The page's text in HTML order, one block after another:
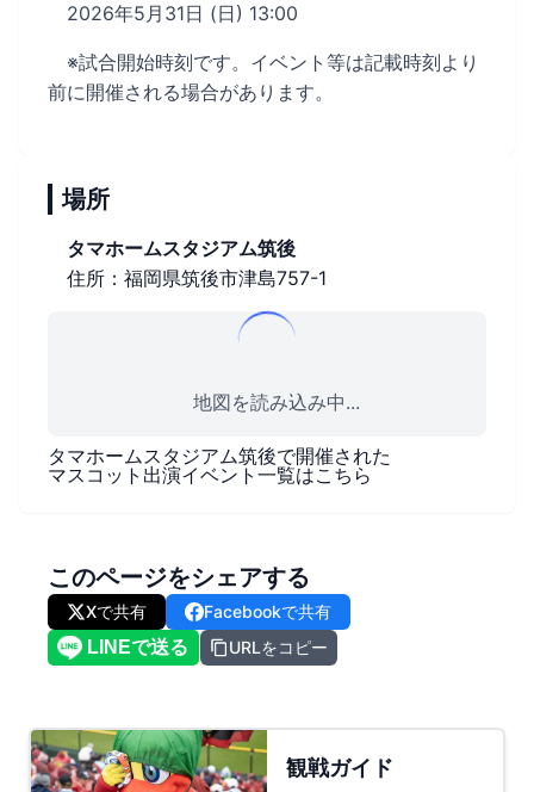
2026年5月31日 (日) 13:00
※試合開始時刻です。イベント等は記載時刻より
前に開催される場合があります。
場所
タマホームスタジアム筑後
住所：福岡県筑後市津島757-1
地図を読み込み中...
タマホームスタジアム筑後で開催された
マスコット出演イベント一覧はこちら
このページをシェアする
Xで共有
Facebookで共有
URLをコピー
観戦ガイド